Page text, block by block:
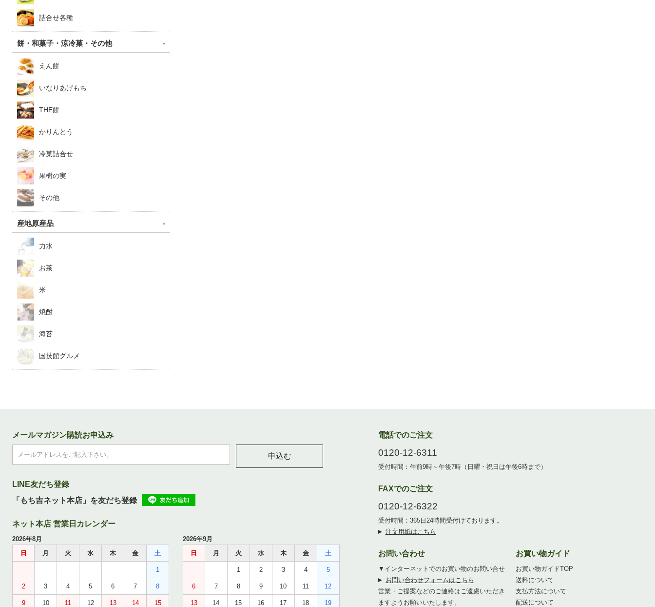
詰合せ各種
餅・和菓子・涼冷菓・その他
えん餅
いなりあげもち
THE餅
かりんとう
冷菓詰合せ
果樹の実
その他
産地原産品
力水
お茶
米
焼酎
海苔
国技館グルメ
メールマガジン購読お申込み
申込む
LINE友だち登録
「もち吉ネット本店」を友だち登録
ネット本店 営業日カレンダー
2026年8月
日
月 火 水 木 金 土
1
2 3 4 5 6 7 8
9 10 11 12 13 14 15
2026年9月
日
月 火 水 木 金 土
1 2 3 4 5
6 7 8 9 10 11 12
13 14 15 16 17 18 19
電話でのご注文
0120-12-6311
受付時間：午前9時～午後7時（日曜・祝日は午後6時まで）
FAXでのご注文
0120-12-6322
受付時間：365日24時間受付けております。
注文用紙はこちら
お問い合わせ
▼インターネットでのお買い物のお問い合せ
お問い合わせフォームはこちら
営業・ご提案などのご連絡はご遠慮いただき
ますようお願いいたします。
お買い物ガイド
お買い物ガイドTOP
送料について
支払方法について
配送について